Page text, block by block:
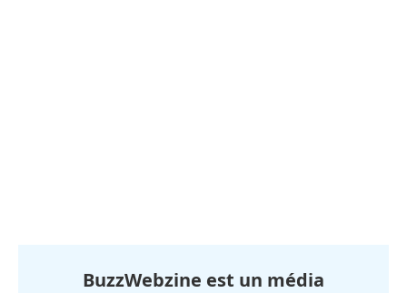
BuzzWebzine est un média